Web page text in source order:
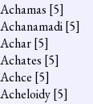
Achamas [5]
Achanamadi[5]
Achar[5]
Achates [5]
Achce [5]
Acheloidy[5]